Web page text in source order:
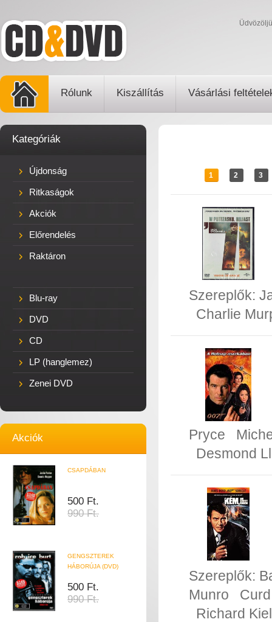
Rólunk Kiszállítás Vásárlási
Kategóriák
Újdonság
Ritkaságok
Akciók
Előrendelés
Raktáron
Blu-ray
DVD
CD
LP (hanglemez)
Zenei DVD
Akciók
CSAPDÁBAN
500 Ft.
990 Ft.
GENGSZTEREK
HÁBORÚJA (DVD)
500 Ft.
990 Ft.
1 2 3
Szereplők:
Charlie
Pryce
Desmond
Szereplők:
Munro
Richard Kiel